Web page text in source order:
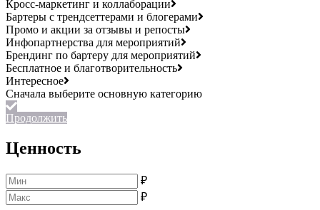
Кросс-маркетинг и коллаборации
Бартеры с трендсеттерами и блогерами
Промо и акции за отзывы и репосты
Инфопартнерства для мероприятий
Брендинг по бартеру для мероприятий
Бесплатное и благотворительность
Интересное
Продолжить
Ценность
₽
₽